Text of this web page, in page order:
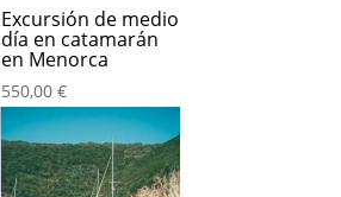
Excursión de medio
día en catamarán
en Menorca
550,00€